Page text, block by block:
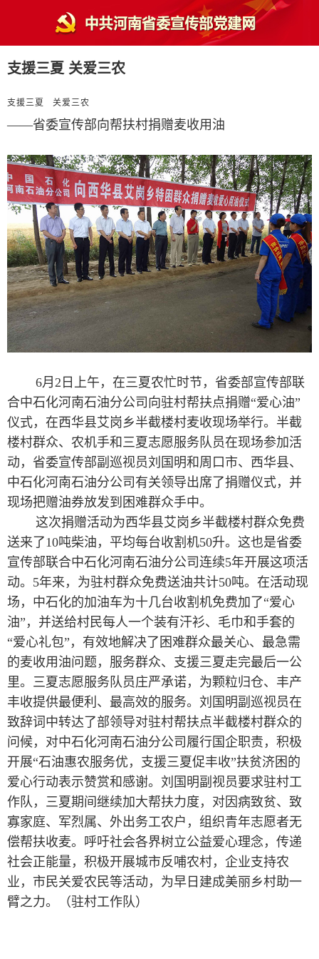
支援三夏 关爱三农
支援三夏 关爱三农
——省委宣传部向帮扶村捐赠麦收用油
6月2日上午，在三夏农忙时节，省委部宣传部联
合中石化河南石油分公司向驻村帮扶点捐赠“爱心油”
仪式，在西华县艾岗乡半截楼村麦收现场举行。半截
楼村群众、农机手和三夏志愿服务队员在现场参加活
动，省委宣传部副巡视员刘国明和周口市、西华县、
中石化河南石油分公司有关领导出席了捐赠仪式，并
现场把赠油券放发到困难群众手中。
这次捐赠活动为西华县艾岗乡半截楼村群众免费
送来了10吨柴油，平均每台收割机50升。这也是省委
宣传部联合中石化河南石油分公司连续5年开展这项活
动。5年来，为驻村群众免费送油共计50吨。在活动现
场，中石化的加油车为十几台收割机免费加了“爱心
油”，并送给村民每人一个装有汗衫、毛巾和手套的
“爱心礼包”，有效地解决了困难群众最关心、最急需
的麦收用油问题，服务群众、支援三夏走完最后一公
里。三夏志愿服务队员庄严承诺，为颗粒归仓、丰产
丰收提供最便利、最高效的服务。刘国明副巡视员在
致辞词中转达了部领导对驻村帮扶点半截楼村群众的
问候，对中石化河南石油分公司履行国企职责，积极
开展“石油惠农服务优，支援三夏促丰收”扶贫济困的
爱心行动表示赞赏和感谢。刘国明副视员要求驻村工
作队，三夏期间继续加大帮扶力度，对因病致贫、致
寡家庭、军烈属、外出务工农户，组织青年志愿者无
偿帮扶收麦。呼吁社会各界树立公益爱心理念，传递
社会正能量，积极开展城市反哺农村，企业支持农
业，市民关爱农民等活动，为早日建成美丽乡村助一
臂之力。（驻村工作队）